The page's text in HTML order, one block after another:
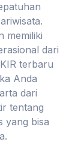
memiliki
dari
terbaru
Anda
dari
tentang
yang bisa